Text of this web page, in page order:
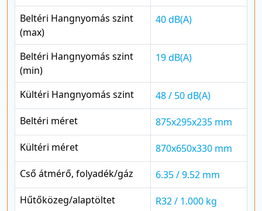
Beltéri Hangnyomás szint
(max)
40 dB(A)
Beltéri Hangnyomás szint
(min)
19 dB(A)
Kültéri Hangnyomás szint
48 / 50 dB(A)
Beltéri méret
875x295x235 mm
Kültéri méret
870x650x330 mm
Cső átmérő, folyadék/gáz
6.35 / 9.52 mm
Hűtőközeg/alaptöltet
R32 / 1.000 kg